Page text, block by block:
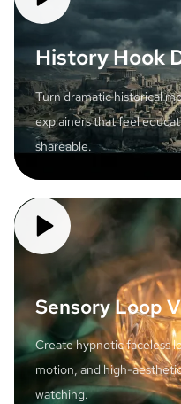
History Hook
Turn dramatic historical
explainers that feel
shareable.
Sensory Loop
Create hypnotic faceless
motion, and high-
watching.